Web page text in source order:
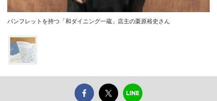
パンフレットを持つ「和ダイニング一蔵」店主の栗原裕史さん